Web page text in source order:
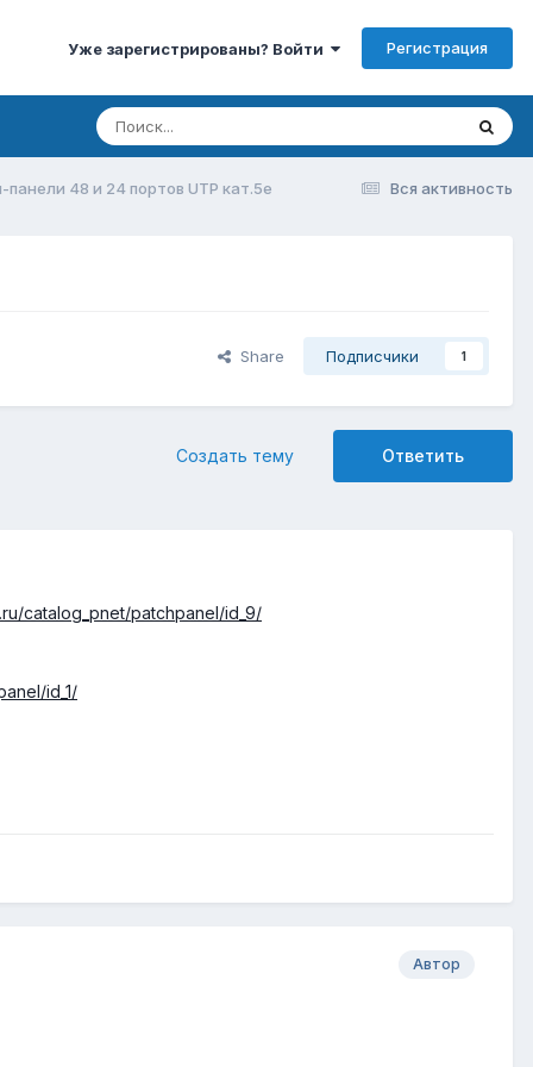
Уже зарегистрированы? Войти Регистрация
Вся активность
48 и 24 портов UTP кат.5е
Share Подписчики 1
Ответить
Создать тему
catalog_pnet/patchpanel/id_9/
id_1/
Автор